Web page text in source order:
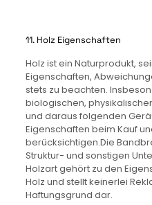
11. Holz Eigenschaften
Holz ist ein Naturprodukt,
Eigenschaften,
stets zu beachten.
biologischen,
und daraus folgenden
Eigenschaften beim Kauf
berücksichtigen.Die
Struktur- und sonstigen
Holzart gehört zu den
Holz und stellt keinerlei
Haftungsgrund dar.